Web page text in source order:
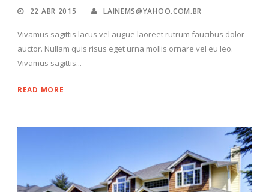
22 ABR 2015 LAINEMS@YAHOO.COM.BR
Vivamus sagittis lacus vel augue laoreet rutrum faucibus dolor
auctor. Nullam quis risus eget urna mollis ornare vel eu leo.
Vivamus sagittis...
READ MORE